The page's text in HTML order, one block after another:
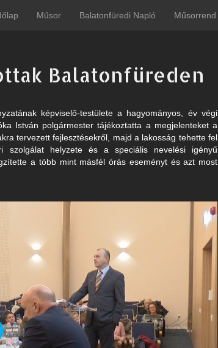
Műsor Balatonfüredi Napló Műsorrend
Balatonfüreden
képviselő-testülete a hagyományos, év végi
István polgármester tájékoztatta a megjelenteket a
tervezett fejlesztésekről, majd a lakosság tehette fel
szolgálat helyzete és a speciális nevelési igényű
a több mint másfél órás eseményt és azt most